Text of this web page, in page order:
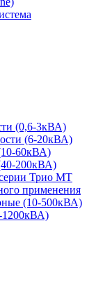
(0,6-3кВА)
(6-20кВА)
60кВА)
200кВА)
Трио МТ
применения
(10-500кВА)
1200кВА)